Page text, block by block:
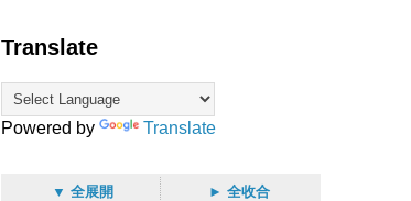
Translate
Powered by Translate
▼ 全展開 ► 全收合